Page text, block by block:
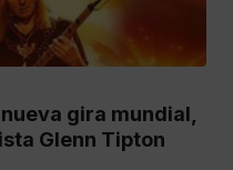
gira mundial,
Glenn Tipton